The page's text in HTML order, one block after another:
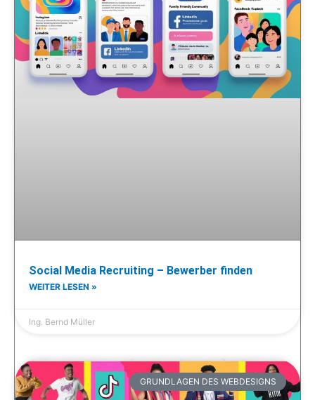
Social Media Recruiting – Bewerber finden
WEITER LESEN »
Ing. Bernd Müller
GRUNDLAGEN DES WEBDESIGNS